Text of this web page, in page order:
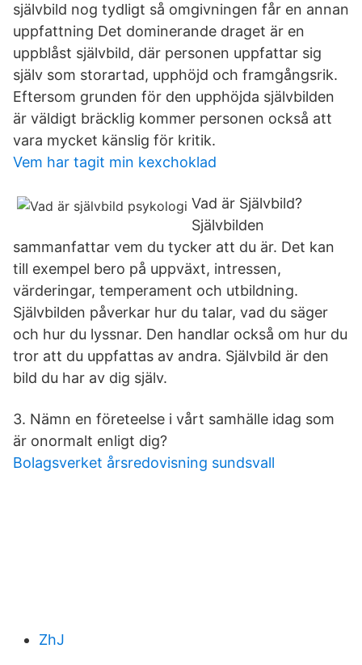
självbild nog tydligt så omgivningen får en annan
uppfattning Det dominerande draget är en
uppblåst självbild, där personen uppfattar sig
själv som storartad, upphöjd och framgångsrik.
Eftersom grunden för den upphöjda självbilden
är väldigt bräcklig kommer personen också att
vara mycket känslig för kritik.
Vem har tagit min kexchoklad
Vad är Självbild?
Självbilden
sammanfattar vem du tycker att du är. Det kan
till exempel bero på uppväxt, intressen,
värderingar, temperament och utbildning.
Självbilden påverkar hur du talar, vad du säger
och hur du lyssnar. Den handlar också om hur du
tror att du uppfattas av andra. Självbild är den
bild du har av dig själv.
3. Nämn en företeelse i vårt samhälle idag som
är onormalt enligt dig?
Bolagsverket årsredovisning sundsvall
ZhJ